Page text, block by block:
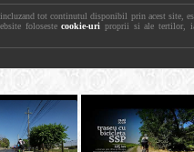
, incluzand tot continutul disponibil prin acest site,
folosestecookie-uri proprii si ale tertilor,